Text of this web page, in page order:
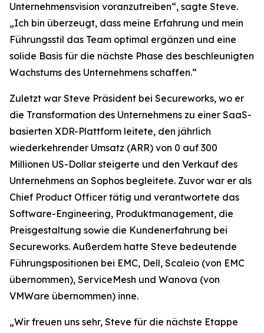
Unternehmensvision voranzutreiben“, sagte Steve.
„Ich bin überzeugt, dass meine Erfahrung und mein
Führungsstil das Team optimal ergänzen und eine
solide Basis für die nächste Phase des beschleunigten
Wachstums des Unternehmens schaffen.“
Zuletzt war Steve Präsident bei Secureworks, wo er
die Transformation des Unternehmens zu einer SaaS-
basierten XDR-Plattform leitete, den jährlich
wiederkehrender Umsatz (ARR) von 0 auf 300
Millionen US-Dollar steigerte und den Verkauf des
Unternehmens an Sophos begleitete. Zuvor war er als
Chief Product Officer tätig und verantwortete das
Software-Engineering, Produktmanagement, die
Preisgestaltung sowie die Kundenerfahrung bei
Secureworks. Außerdem hatte Steve bedeutende
Führungspositionen bei EMC, Dell, Scaleio (von EMC
übernommen), ServiceMesh und Wanova (von
VMWare übernommen) inne.
„Wir freuen uns sehr, Steve für die nächste Etappe